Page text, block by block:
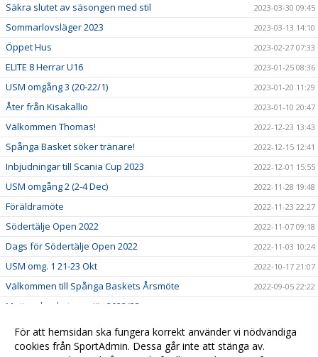
Säkra slutet av säsongen med stil 2023-03-30 09:45
Sommarlovsläger 2023 2023-03-13 14:10
Öppet Hus 2023-02-27 07:33
ELITE 8 Herrar U16 2023-01-25 08:36
USM omgång 3 (20-22/1) 2023-01-20 11:29
Åter från Kisakallio 2023-01-10 20:47
Välkommen Thomas! 2022-12-23 13:43
Spånga Basket söker tränare! 2022-12-15 12:41
Inbjudningar till Scania Cup 2023 2022-12-01 15:55
USM omgång 2 (2-4 Dec) 2022-11-28 19:48
Föräldramöte 2022-11-23 22:27
Södertälje Open 2022 2022-11-07 09:18
Dags för Södertälje Open 2022 2022-11-03 10:24
USM omg. 1 21-23 Okt 2022-10-17 21:07
Välkommen till Spånga Baskets Årsmöte 2022-09-05 22:22
Motionsbasketpremiär 2022/23
Börja spela eller coacha i Spånga Basket! 2022-06-27 16:08
Välkommen till er nya hemsida! 2022-06-21 16:11
För att hemsidan ska fungera korrekt använder vi nödvändiga
cookies från SportAdmin. Dessa går inte att stänga av.